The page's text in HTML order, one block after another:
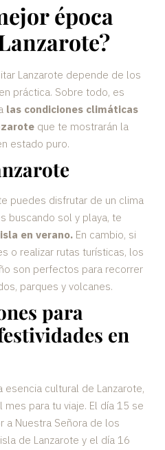
época
Lanzarote depende de los
práctica. Sobre todo, es
las condiciones climáticas
que te mostrarán la
estado puro.
puedes disfrutar de un clima
buscando sol y playa, te
en verano. En cambio, si
o realizar rutas turísticas, los
son perfectos para recorrer
parques y volcanes.
para
en
cultural de Lanzarote,
para tu viaje. El día 15 se
a Nuestra Señora de los
de Lanzarote y el día 16